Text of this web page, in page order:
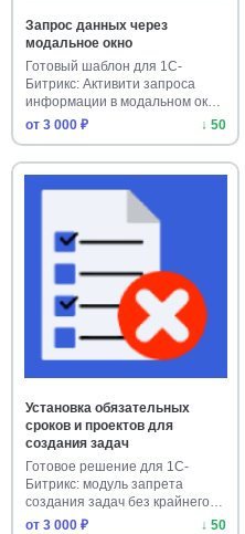
Запрос данных через
модальное окно
Готовый шаблон для 1С-
Битрикс: Активити запроса
информации в модальном окне.
Уст…
от 3 000 ₽ ↓ 50
Установка обязательных
сроков и проектов для
создания задач
Готовое решение для 1С-
Битрикс: модуль запрета
создания задач без крайнего
срока…
от 3 000 ₽ ↓ 50